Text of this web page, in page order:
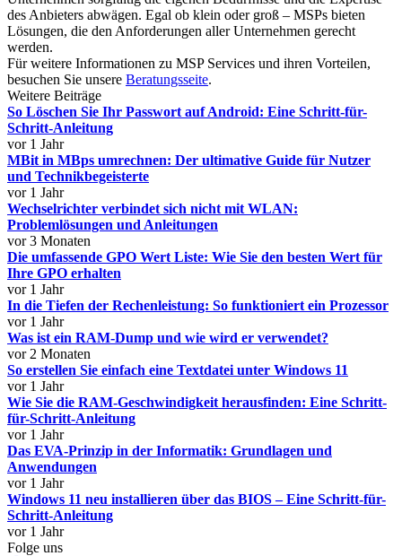
des Anbieters abwägen. Egal ob klein oder groß – MSPs bieten
Lösungen, die den Anforderungen aller Unternehmen gerecht
werden.
Für weitere Informationen zu MSP Services und ihren Vorteilen,
besuchen Sie unsere Beratungsseite.
Weitere Beiträge
So Löschen Sie Ihr Passwort auf Android: Eine Schritt-für-
Schritt-Anleitung
vor 1 Jahr
MBit in MBps umrechnen: Der ultimative Guide für Nutzer
und Technikbegeisterte
vor 1 Jahr
Wechselrichter verbindet sich nicht mit WLAN:
Problemlösungen und Anleitungen
vor 3 Monaten
Die umfassende GPO Wert Liste: Wie Sie den besten Wert für
Ihre GPO erhalten
vor 1 Jahr
In die Tiefen der Rechenleistung: So funktioniert ein Prozessor
vor 1 Jahr
Was ist ein RAM-Dump und wie wird er verwendet?
vor 2 Monaten
So erstellen Sie einfach eine Textdatei unter Windows 11
vor 1 Jahr
Wie Sie die RAM-Geschwindigkeit herausfinden: Eine Schritt-
für-Schritt-Anleitung
vor 1 Jahr
Das EVA-Prinzip in der Informatik: Grundlagen und
Anwendungen
vor 1 Jahr
Windows 11 neu installieren über das BIOS – Eine Schritt-für-
Schritt-Anleitung
vor 1 Jahr
Folge uns